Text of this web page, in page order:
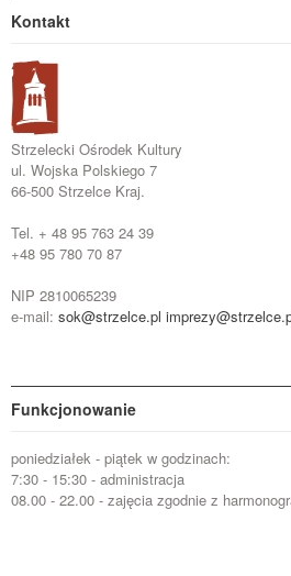
Kontakt
Strzelecki Ośrodek Kultury
ul. Wojska Polskiego 7
66-500 Strzelce Kraj.
Tel. + 48 95 763 24 39
+48 95 780 70 87
NIP 2810065239
e-mail: sok@strzelce.pl
Funkcjonowanie
poniedziałek - piątek w godzinach:
7:30 - 15:30 - administracja
08.00 - 22.00 - zajęcia zgodnie z